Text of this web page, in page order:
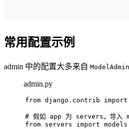
常用配置示例
admin 中的配置大多来自 ModelAdmin
admin.py
from django.contrib import
# 假如 app 为 servers，导入
from servers import models